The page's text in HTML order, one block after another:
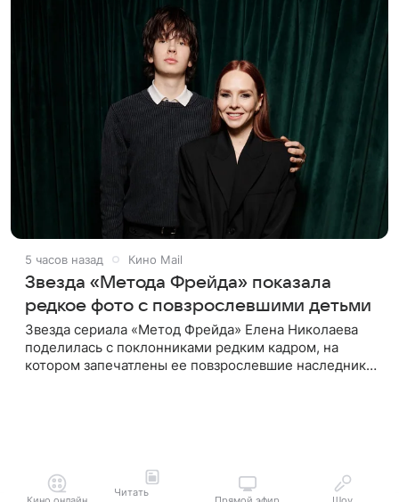
5 часов назад Кино Mail
Звезда «Метода Фрейда» показала
редкое фото с повзрослевшими детьми
Звезда сериала «Метод Фрейда» Елена Николаева
поделилась с поклонниками редким кадром, на
котором запечатлены ее повзрослевшие наследники.
Читать